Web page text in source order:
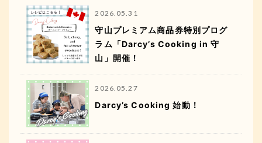
2026.05.31
守山プレミアム商品券特別プログ
ラム「Darcy’s Cooking in 守
山」開催！
2026.05.27
Darcy’s Cooking 始動！